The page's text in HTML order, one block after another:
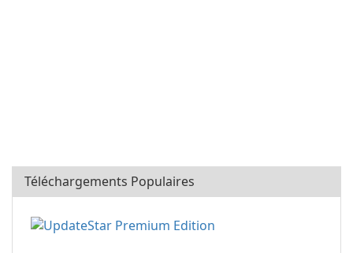
Téléchargements Populaires